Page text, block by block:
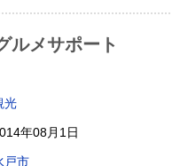
ルメサポート
光
年08月1日
戸市